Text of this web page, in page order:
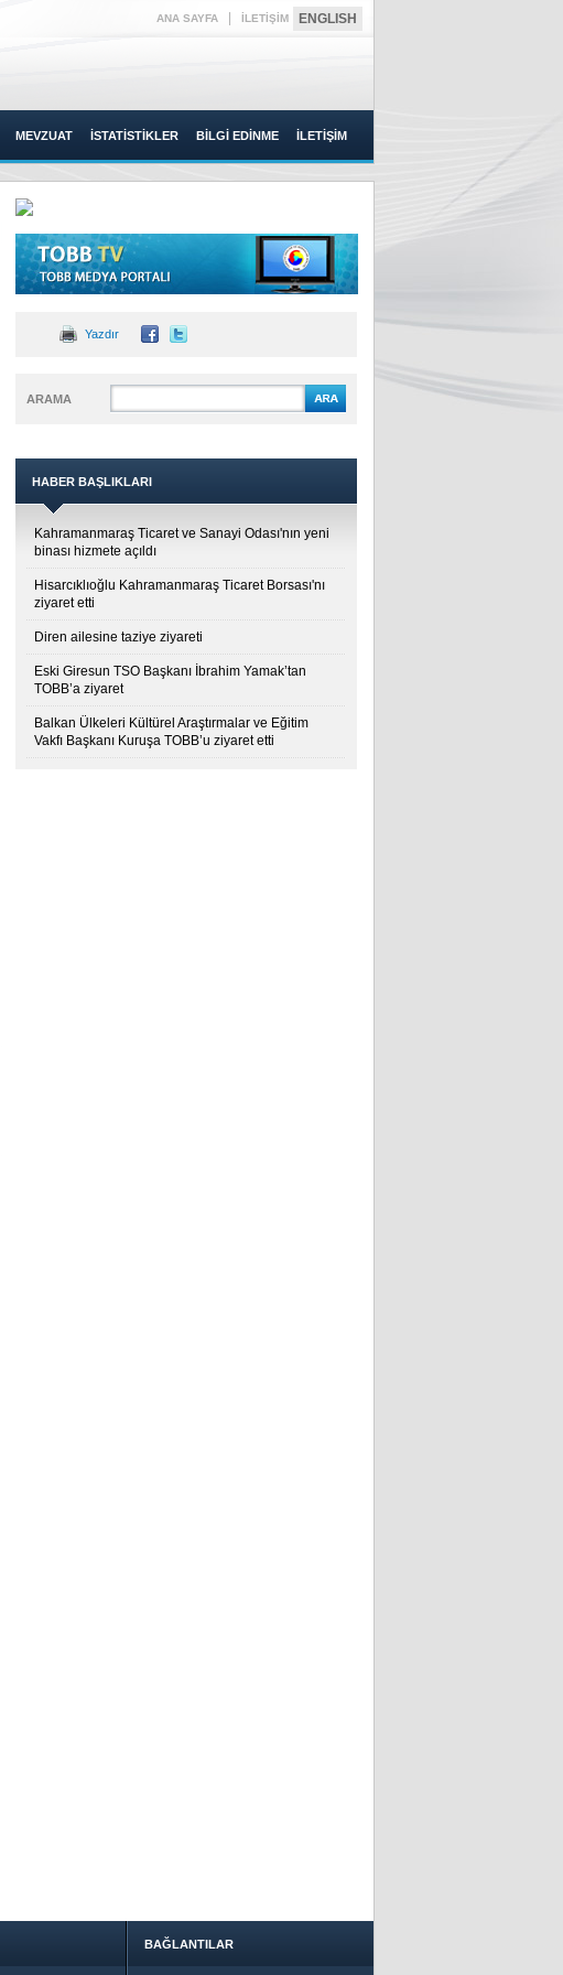
ANA SAYFA İLETİŞİM ENGLISH
MEVZUAT İSTATİSTİKLER BİLGİ EDİNME İLETİŞİM
Yazdır
ARAMA
HABER BAŞLIKLARI
Kahramanmaraş Ticaret ve Sanayi Odası'nın yeni
binası hizmete açıldı
Hisarcıklıoğlu Kahramanmaraş Ticaret Borsası'nı
ziyaret etti
Diren ailesine taziye ziyareti
Eski Giresun TSO Başkanı İbrahim Yamak’tan
TOBB’a ziyaret
Balkan Ülkeleri Kültürel Araştırmalar ve Eğitim
Vakfı Başkanı Kuruşa TOBB’u ziyaret etti
BAĞLANTILAR